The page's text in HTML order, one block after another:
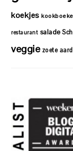
koekjes
restaurant salade
veggie zoete